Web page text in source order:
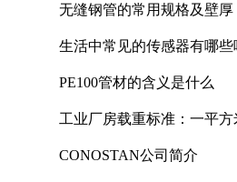
无缝钢管的常用规格及壁厚
生活中常见的传感器有哪些
PE100管材的含义是什么
工业厂房载重标准：一平
CONOSTAN公司简介